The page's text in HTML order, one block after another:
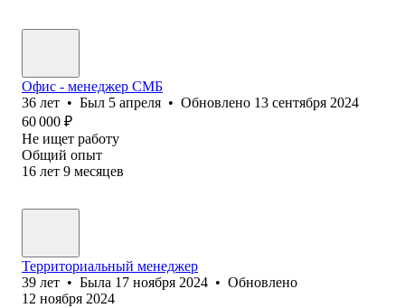
Офис - менеджер СМБ
36 лет • Был 5 апреля • Обновлено 13 сентября 2024
60 000 ₽
Не ищет работу
Общий опыт
16 лет 9 месяцев
Территориальный менеджер
39 лет • Была 17 ноября 2024 • Обновлено
12 ноября 2024